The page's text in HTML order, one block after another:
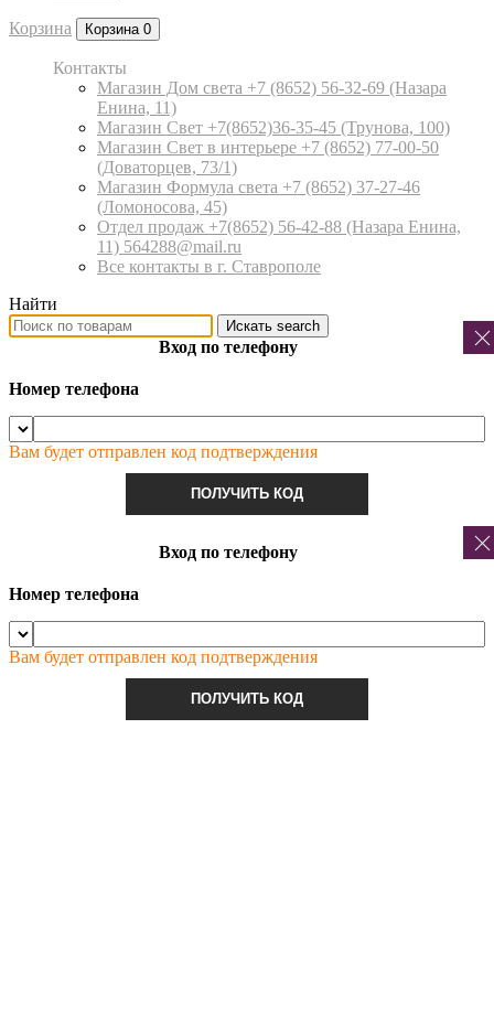
Корзина Корзина 0
Контакты
Магазин Дом света +7 (8652) 56-32-69 (Назара
Енина, 11)
Магазин Свет +7(8652)36-35-45 (Трунова, 100)
Магазин Свет в интерьере +7 (8652) 77-00-50
(Доваторцев, 73/1)
Магазин Формула света +7 (8652) 37-27-46
(Ломоносова, 45)
Отдел продаж +7(8652) 56-42-88 (Назара Енина,
11) 564288@mail.ru
Все контакты в г. Ставрополе
Найти
Искать search
Вход по телефону
Номер телефона
Вам будет отправлен код подтверждения
ПОЛУЧИТЬ КОД
Вход по телефону
Номер телефона
Вам будет отправлен код подтверждения
ПОЛУЧИТЬ КОД